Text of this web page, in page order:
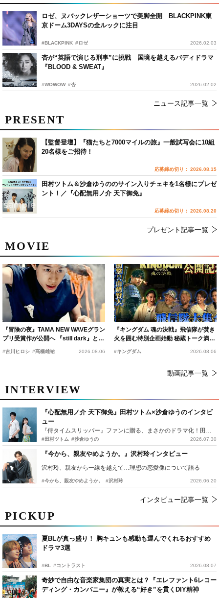
ロゼ、ヌバックレザーショーツで美脚全開 BLACKPINK東
京ドーム3DAYSの全ルックに注目
#BLACKPINK #ロゼ 2026.02.03
杏が“英語で演じる刑事”に挑戦 国境を越えるバディドラマ
『BLOOD & SWEAT』
#WOWOW #杏 2026.02.02
ニュース記事一覧
PICKUP
夏BLが真っ盛り！ 胸キュンも感動も運んでくれるおすすめ
ドラマ3選
#BL #コントラスト 2026.08.07
奇妙で自由な音楽家集団の真実とは？『エレファント6レコー
ディング・カンパニー』が教える“好き”を貫くDIY精神
MOVIE
『冒険の夜』TAMA NEW WAVEグラン
プリ受賞作が公開へ 『still dark』と同
時上映決定
#古川ヒロシ #髙橋雄祐 2026.08.06
『キングダム 魂の決戦』飛信隊が焚き
火を囲む特別企画始動 秘蔵トーク満載
の“キングダムキャンプ”開催
#キングダム 2026.08.06
動画記事一覧
INTERVIEW
『心配無用ノ介 天下御免』田村ツトム×沙倉ゆうのインタビ
ュー
『侍タイムスリッパー』ファンに贈る、まさかのドラマ化！田村ツトム×沙倉ゆうのが語る『心配無用ノ介』撮影秘話
#田村ツトム #沙倉ゆうの 2026.07.30
『今から、親友やめようか。』沢村玲インタビュー
沢村玲、親友から一線を越えて…理想の恋愛像について語る
#今から、親友やめようか。 #沢村玲 2026.06.20
インタビュー記事一覧
PRESENT
【監督登壇】『猫たちと7000マイルの旅』一般試写会に10組
20名様をご招待！
応募締め切り： 2026.08.15
田村ツトム＆沙倉ゆうののサイン入りチェキを1名様にプレゼ
ント！／『心配無用ノ介 天下御免』
応募締め切り： 2026.08.20
プレゼント記事一覧